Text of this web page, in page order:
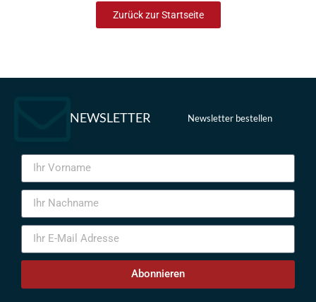
Zurück zur Startseite
NEWSLETTER Newsletter bestellen
Abonnieren